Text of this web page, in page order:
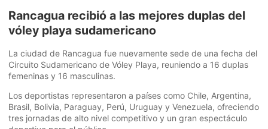
Rancagua recibió a las mejores duplas del
vóley playa sudamericano
La ciudad de Rancagua fue nuevamente sede de una fecha del
Circuito Sudamericano de Vóley Playa, reuniendo a 16 duplas
femeninas y 16 masculinas.
Los deportistas representaron a países como Chile, Argentina,
Brasil, Bolivia, Paraguay, Perú, Uruguay y Venezuela, ofreciendo
tres jornadas de alto nivel competitivo y un gran espectáculo